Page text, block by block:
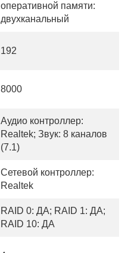
оперативной памяти:
двухканальный
192
8000
Аудио контроллер:
Realtek; Звук: 8 каналов
(7.1)
Сетевой контроллер:
Realtek
RAID 0: ДА; RAID 1: ДА;
RAID 10: ДА